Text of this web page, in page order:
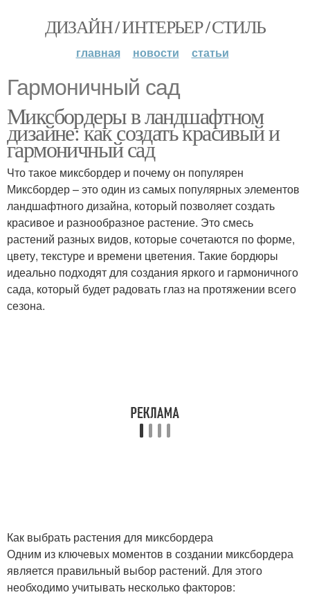
ДИЗАЙН / ИНТЕРЬЕР / СТИЛЬ
главная новости статьи
Гармоничный сад
Миксбордеры в ландшафтном
дизайне: как создать красивый и
гармоничный сад
Что такое миксбордер и почему он популярен
Миксбордер – это один из самых популярных элементов
ландшафтного дизайна, который позволяет создать
красивое и разнообразное растение. Это смесь
растений разных видов, которые сочетаются по форме,
цвету, текстуре и времени цветения. Такие бордюры
идеально подходят для создания яркого и гармоничного
сада, который будет радовать глаз на протяжении всего
сезона.
Как выбрать растения для миксбордера
Одним из ключевых моментов в создании миксбордера
является правильный выбор растений. Для этого
необходимо учитывать несколько факторов: